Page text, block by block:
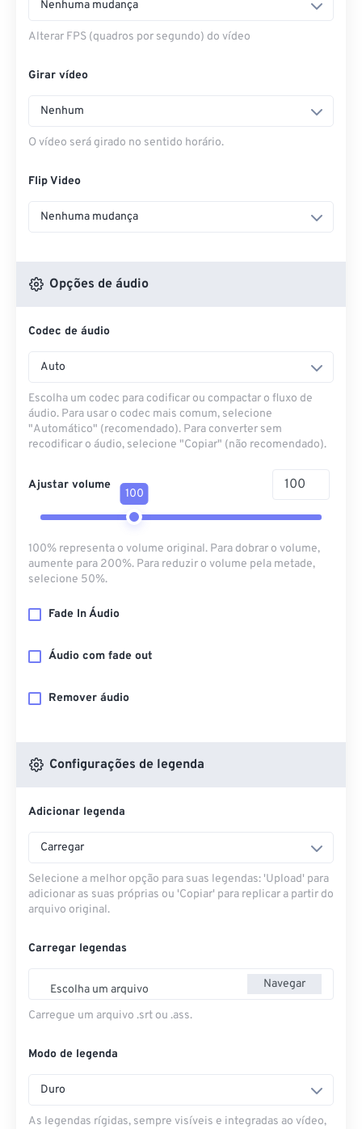
Nenhuma mudança
Alterar FPS (quadros por segundo) do vídeo
Girar vídeo
Nenhum
O vídeo será girado no sentido horário.
Flip Video
Nenhuma mudança
Opções de áudio
Codec de áudio
Auto
Escolha um codec para codificar ou compactar o fluxo de
áudio. Para usar o codec mais comum, selecione
"Automático" (recomendado). Para converter sem
recodificar o áudio, selecione "Copiar" (não recomendado).
Ajustar volume
100
100% representa o volume original. Para dobrar o volume,
aumente para 200%. Para reduzir o volume pela metade,
selecione 50%.
Fade In Áudio
Áudio com fade out
Remover áudio
Configurações de legenda
Adicionar legenda
Carregar
Selecione a melhor opção para suas legendas: 'Upload' para
adicionar as suas próprias ou 'Copiar' para replicar a partir do
arquivo original.
Carregar legendas
Escolha um arquivo Navegar
Carregue um arquivo .srt ou .ass.
Modo de legenda
Duro
As legendas rígidas, sempre visíveis e integradas ao vídeo,